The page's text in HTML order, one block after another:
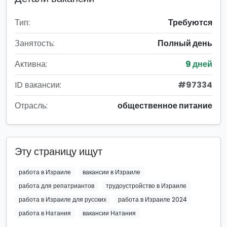
Тип:
Требуются
Занятость:
Полный день
Активна:
9 дней
ID вакансии:
#97334
Отрасль:
общественное питание
Эту страницу ищут
работа в Израиле
вакансии в Израиле
работа для репатриантов
трудоустройство в Израиле
работа в Израиле для русских
работа в Израиле 2024
работа в Натания
вакансии Натания